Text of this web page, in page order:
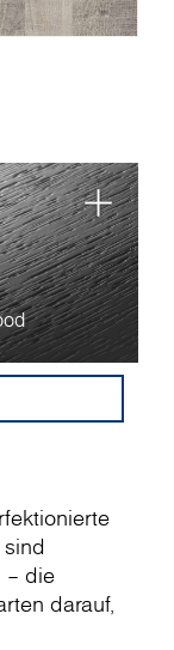
– die
darauf,